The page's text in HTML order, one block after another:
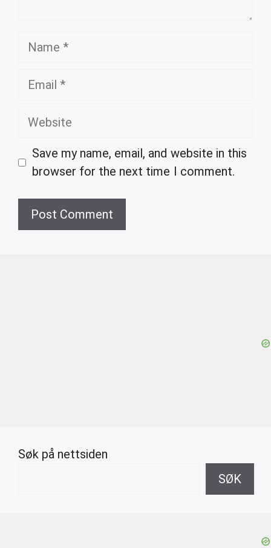
Name
Email
Website
Save my name, email, and website in this
browser for the next time I comment.
Søk på nettsiden
SØK